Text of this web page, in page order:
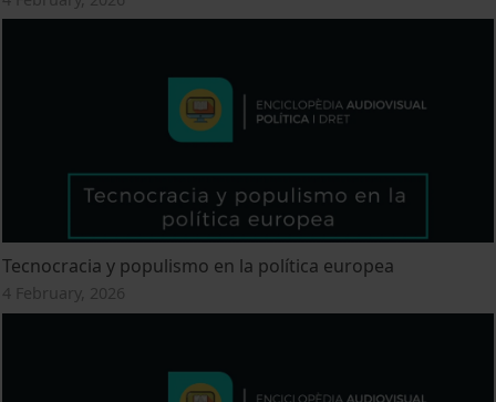
Tecnocracia y populismo en la política europea
4 February, 2026